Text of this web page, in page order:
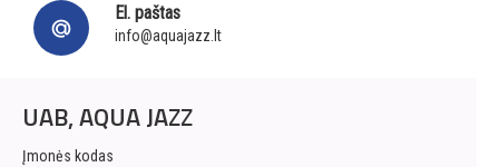
El. paštas
info@aquajazz.lt
UAB, AQUA JAZZ
Įmonės kodas